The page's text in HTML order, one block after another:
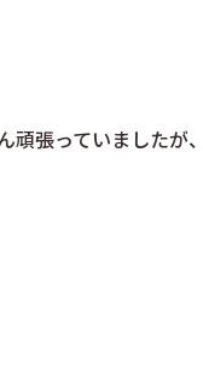
張っていました